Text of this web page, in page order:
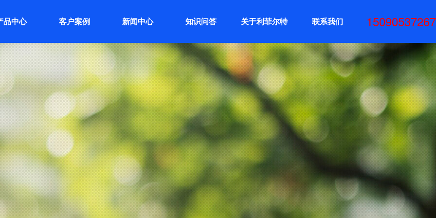
品中心 客户案例 新闻中心 知识问答 关于利菲尔特 联系我们 15090537267